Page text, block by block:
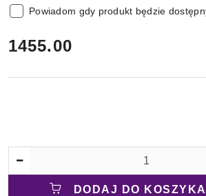
Powiadom gdy produkt będzie
cena:
1455.00
DODAJ DO KOSZYKA